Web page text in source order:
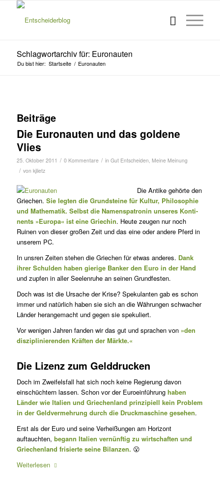
Schlagwortarchiv für: Euronauten
Du bist hier: Startseite / Euronauten
Beiträge
Die Euronauten und das goldene
Vlies
25. Oktober 2011 / 0 Kommentare / in Gut Entscheiden, Meine Meinung
/ von kjlietz
Die Antike gehörte den
Griechen. Sie legten die Grund­steine für Kultur, Philo­sophie
und Mathematik. Selbst die Namenspatronin unseres Kon­ti­
nents »Euro­pa« ist eine Griechin. Heute zeugen nur noch
Ruinen von dieser großen Zeit und das eine oder andere Pferd in
unserem PC.
In unsren Zeiten stehen die Griechen für etwas anderes. Dank
ihrer Schulden haben gierige Banker den Euro in der Hand
und zupfen in aller Seelenruhe an seinen Grundfesten.
Doch was ist die Ursache der Krise? Spekulanten gab es schon
immer und natürlich haben sie sich an die Währungen schwacher
Länder herangemacht und gegen sie spekuliert.
Vor wenigen Jahren fanden wir das gut und sprachen von »den
disziplinierenden Kräften der Märkte.«
Die Lizenz zum Gelddrucken
Doch im Zweifelsfall hat sich noch keine Regierung davon
einschüchtern lassen. Schon vor der Euroeinführung haben
Länder wie Italien und Griechenland prinzipiell kein Problem
in der Geldvermehrung durch die Druckmaschine gesehen.
Erst als der Euro und seine Verheißungen am Horizont
auftauchten, begann Italien vernünftig zu wirtschaften und
Griechenland frisierte seine Bilanzen. 😮
Weiterlesen